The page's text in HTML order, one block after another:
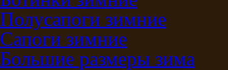
Полусапоги зимние
Сапоги зимние
Большие размеры зима